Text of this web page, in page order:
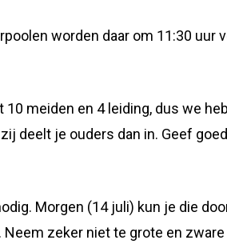
worden daar om 11:30 uur
meiden en 4 leiding, dus we
deelt je ouders dan in. Geef
Morgen (14 juli) kun je die
zeker niet te grote en